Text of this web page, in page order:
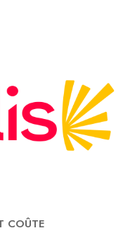
COÛTE